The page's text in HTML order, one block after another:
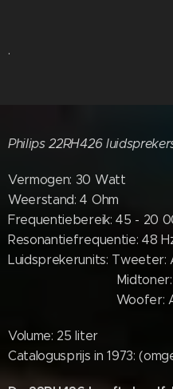
.
Philips 22RH426
Vermogen: 30 Watt
Weerstand: 4 Ohm
Frequentiebereik: 45 - 20
Resonantiefrequentie: 48
Luidsprekerunits: Tweeter:
Midtoner:
Woofer:
Volume: 25 liter
Catalogusprijs in 1973: